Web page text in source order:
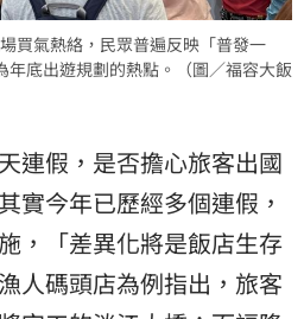
買氣熱絡，民眾普遍反映「普發一
年底出遊規劃的熱點。（圖／福容大飯
連假，是否擔心旅客出國
實今年已歷經多個連假，
，「差異化將是飯店生存
人碼頭店為例指出，旅客